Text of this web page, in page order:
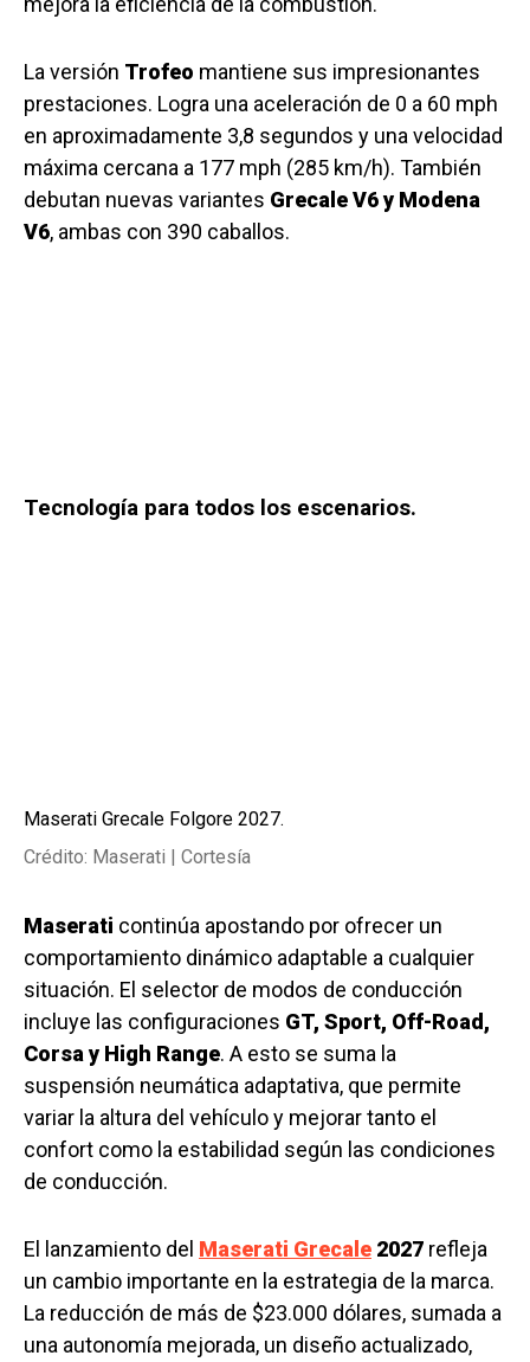
La versión Trofeo mantiene sus impresionantes
prestaciones. Logra una aceleración de 0 a 60 mph
en aproximadamente 3,8 segundos y una velocidad
máxima cercana a 177 mph (285 km/h). También
debutan nuevas variantes Grecale V6 y Modena
V6, ambas con 390 caballos.
Tecnología para todos los escenarios.
Maserati Grecale Folgore 2027.
Crédito: Maserati | Cortesía
Maserati continúa apostando por ofrecer un
comportamiento dinámico adaptable a cualquier
situación. El selector de modos de conducción
incluye las configuraciones GT, Sport, Off-Road,
Corsa y High Range. A esto se suma la
suspensión neumática adaptativa, que permite
variar la altura del vehículo y mejorar tanto el
confort como la estabilidad según las condiciones
de conducción.
El lanzamiento del Maserati Grecale 2027 refleja
un cambio importante en la estrategia de la marca.
La reducción de más de $23.000 dólares, sumada a
una autonomía mejorada, un diseño actualizado,